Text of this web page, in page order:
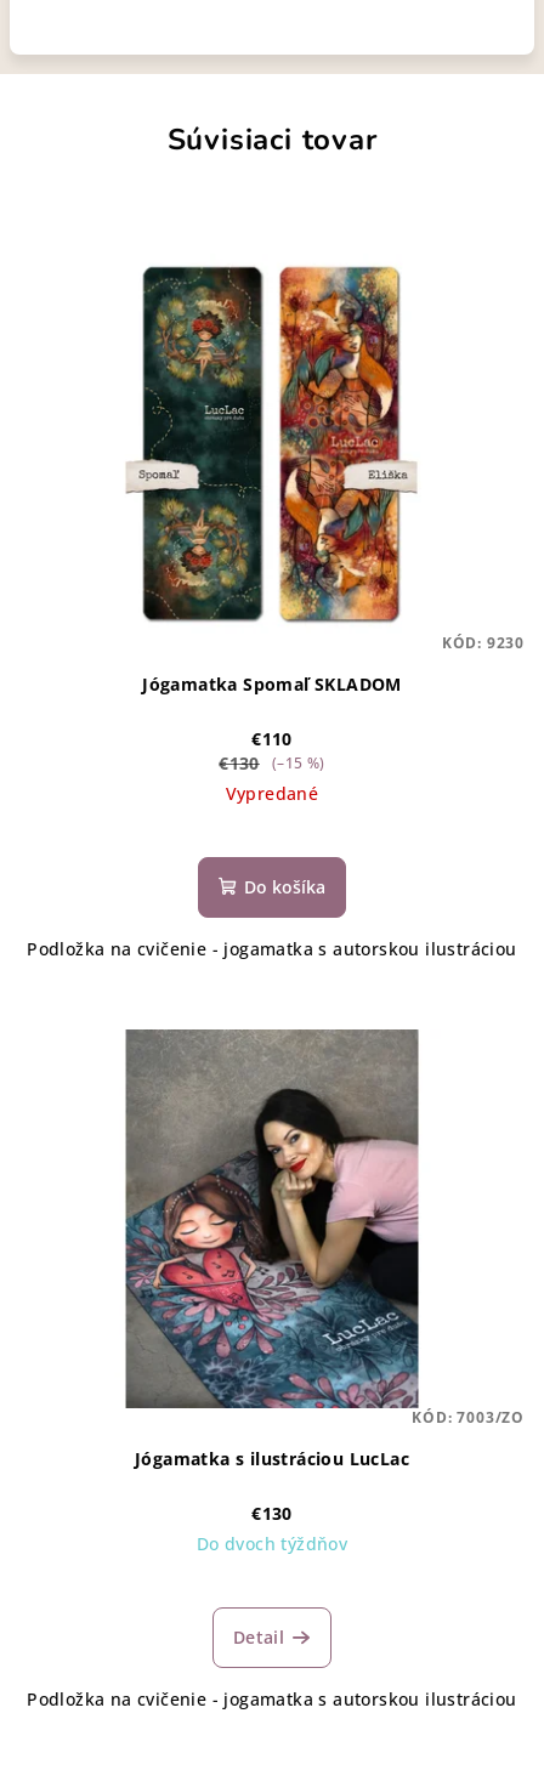
Súvisiaci tovar
Jógamatka Spomaľ SKLADOM
€110
€130 (–15 %)
Vypredané
Do košíka
Podložka na cvičenie - jogamatka s autorskou ilustráciou
KÓD: 9230
Jógamatka s ilustráciou LucLac
€130
Do dvoch týždňov
Detail
Podložka na cvičenie - jogamatka s autorskou ilustráciou
KÓD:7003/ZO